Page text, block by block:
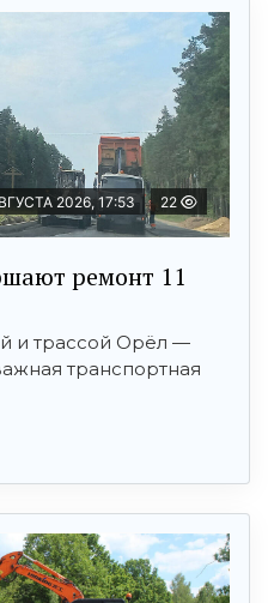
2026, 17:53 22
ремонт 11
и трассой Орёл —
транспортная